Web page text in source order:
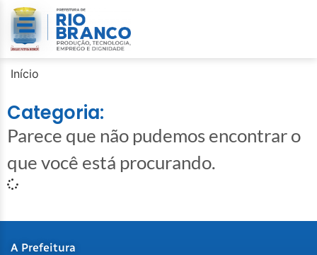
Início
Categoria:
Parece que não pudemos encontrar o
que você está procurando.
A Prefeitura